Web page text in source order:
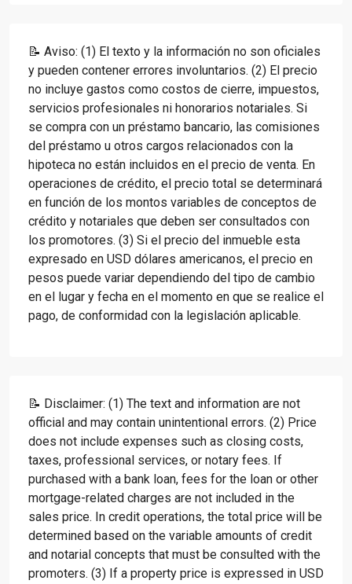
📝 Aviso: (1) El texto y la información no son oficiales
y pueden contener errores involuntarios. (2) El precio
no incluye gastos como costos de cierre, impuestos,
servicios profesionales ni honorarios notariales. Si
se compra con un préstamo bancario, las comisiones
del préstamo u otros cargos relacionados con la
hipoteca no están incluidos en el precio de venta. En
operaciones de crédito, el precio total se determinará
en función de los montos variables de conceptos de
crédito y notariales que deben ser consultados con
los promotores. (3) Si el precio del inmueble esta
expresado en USD dólares americanos, el precio en
pesos puede variar dependiendo del tipo de cambio
en el lugar y fecha en el momento en que se realice el
pago, de conformidad con la legislación aplicable.
📝 Disclaimer: (1) The text and information are not
official and may contain unintentional errors. (2) Price
does not include expenses such as closing costs,
taxes, professional services, or notary fees. If
purchased with a bank loan, fees for the loan or other
mortgage-related charges are not included in the
sales price. In credit operations, the total price will be
determined based on the variable amounts of credit
and notarial concepts that must be consulted with the
promoters. (3) If a property price is expressed in USD